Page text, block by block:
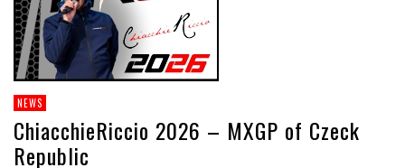
NEWS
ChiacchieRiccio 2026 – MXGP of Czeck
Republic